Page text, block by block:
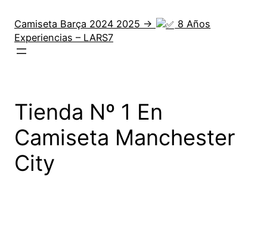
contenido
Camiseta Barça 2024 2025 →
8 Años
Experiencias – LARS7
Tienda Nº 1 En
Camiseta Manchester
City